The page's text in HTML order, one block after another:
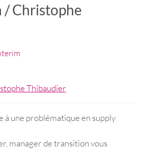
/ Christophe
à une problématique en supply
manager de transition vous